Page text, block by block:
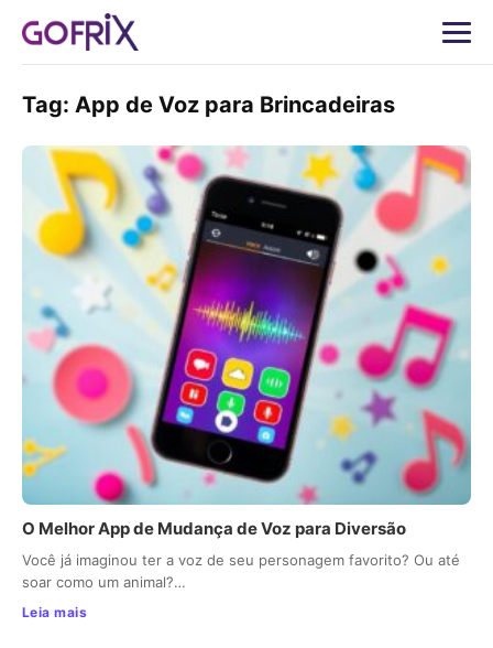
Tag: App de Voz para Brincadeiras
O Melhor App de Mudança de Voz para Diversão
Você já imaginou ter a voz de seu personagem favorito? Ou até
soar como um animal?…
Leia mais